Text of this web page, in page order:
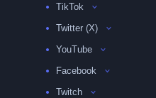
TikTok
Twitter (X)
YouTube
Facebook
Twitch